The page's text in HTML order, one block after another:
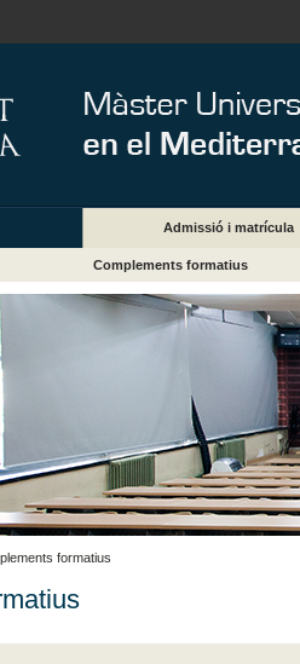
Admissió i matrícula
Complements formatius
formatius